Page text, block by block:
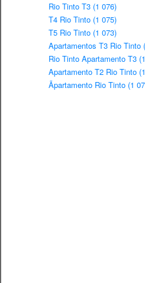
Rio Tinto T3 (1 076)
T4 Rio Tinto (1 075)
T5 Rio Tinto (1 073)
Apartamentos T3 Rio Tinto
Rio Tinto Apartamento T3
Apartamento T2 Rio Tinto
Ãpartamento Rio Tinto (1